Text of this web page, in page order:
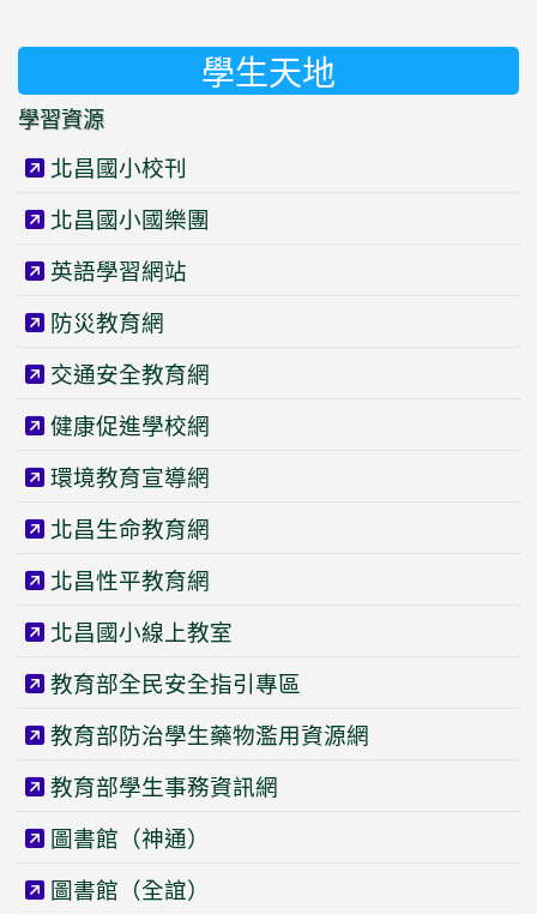
學生天地
學習資源
北昌國小校刊
北昌國小國樂團
英語學習網站
防災教育網
交通安全教育網
健康促進學校網
環境教育宣導網
北昌生命教育網
北昌性平教育網
北昌國小線上教室
教育部全民安全指引專區
教育部防治學生藥物濫用資源網
教育部學生事務資訊網
圖書館（神通）
圖書館（全誼）